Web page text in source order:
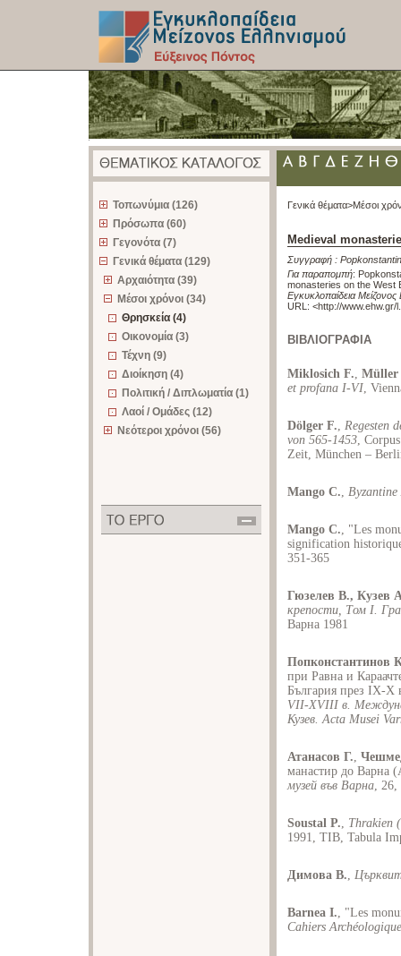
Τοπωνύμια (126)
Πρόσωπα (60)
Γεγονότα (7)
Γενικά θέματα (129)
Αρχαιότητα (39)
Μέσοι χρόνοι (34)
Θρησκεία (4)
Οικονομία (3)
Τέχνη (9)
Διοίκηση (4)
Πολιτική / Διπλωματία (1)
Λαοί / Ομάδες (12)
Νεότεροι χρόνοι (56)
Γενικά θέματα>Μέσοι
Medieval
Συγγραφή :
Για παραπομπή:
monasteries on the West
Εγκυκλοπαίδεια
URL: <http://www.ehw.gr/
ΒΙΒΛΙΟΓΡΑΦΙΑ
Miklosich F., Müller
et profana I-VI,
Dölger F., Regesten
von 565-1453,
Zeit, München –
Mango C., Byzantine
Mango C., "Les
signification
351-365
Гюзелев В., Кузев
крепости, Том I.
Варна 1981
Попконстантинов
при Равна и
България през ІХ-
VІІ-ХVІІІ в.
Кузев. Acta Musei
Атанасов Г.,
манастир до Варна
музей във Варна, 26,
Soustal P., Thrakien
1991, TIB, Tabula
Димова B.,
Barnea I., "Les
Cahiers